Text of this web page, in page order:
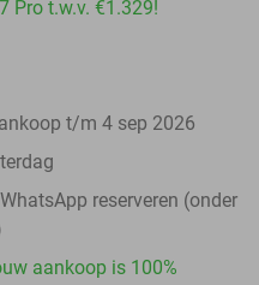
Pro t.w.v. €1.329!
t/m 4 sep 2026
reserveren (onder
aankoop is 100%